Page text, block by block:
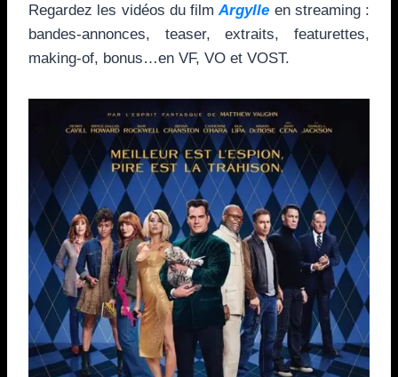
Regardez les vidéos du filmArgylle en streaming :
bandes-annonces, teaser, extraits, featurettes,
making-of, bonus…en VF, VO et VOST.